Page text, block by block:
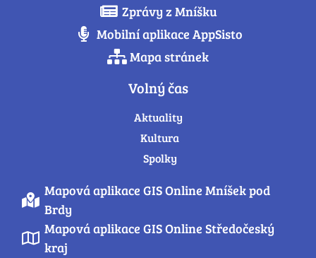
Zprávy z Mníšku
Mobilní aplikace AppSisto
Mapa stránek
Volný čas
Aktuality
Kultura
Spolky
Mapová aplikace GIS Online Mníšek pod
Brdy
Mapová aplikace GIS Online Středočeský
kraj